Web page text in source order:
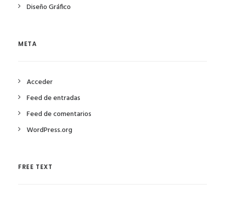
Diseño Gráfico
META
Acceder
Feed de entradas
Feed de comentarios
WordPress.org
FREE TEXT